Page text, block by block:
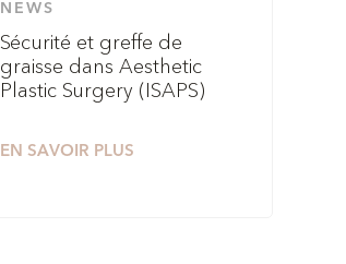
NEWS
Sécurité et greffe de
graisse dans Aesthetic
Plastic Surgery (ISAPS)
EN SAVOIR PLUS